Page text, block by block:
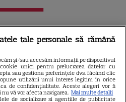
tale personale să rămână
și/sau accesăm informații pe dispozitivul
unici pentru prelucrarea datelor cu
sau gestiona preferințele dvs. făcând clic
utilizării unui interes legitim în orice
de confidențialitate. Aceste alegeri vor fi
vă vor afecta navigarea. Mai multe detalii
de socializare si agentiile de publicitate